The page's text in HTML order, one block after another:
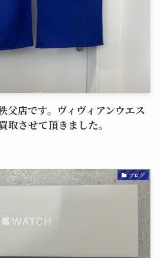
父店です。ヴィヴィアンウエス
取させて頂きました。
ブログ